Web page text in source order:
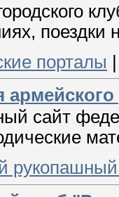
поездки
порталы |
сайт